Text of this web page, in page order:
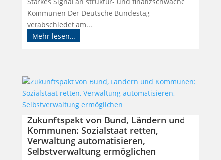
Kommunen Der Deutsche Bundestag
verabschiedet am...
Mehr lesen...
Zukunftspakt von Bund, Ländern und
Kommunen: Sozialstaat retten,
Verwaltung automatisieren,
Selbstverwaltung ermöglichen